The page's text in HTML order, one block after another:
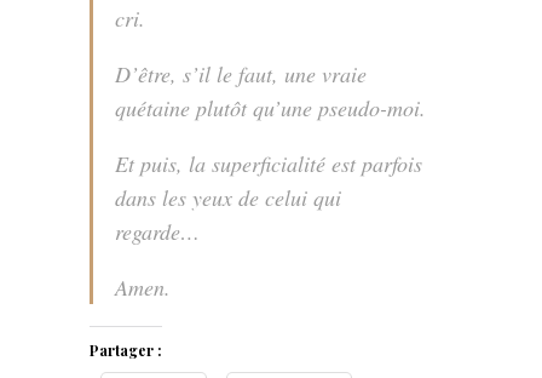
cri.
D’être, s’il le faut, une vraie
quétaine plutôt qu’une pseudo-moi.
Et puis, la superficialité est parfois
dans les yeux de celui qui
regarde…
Amen.
Partager :